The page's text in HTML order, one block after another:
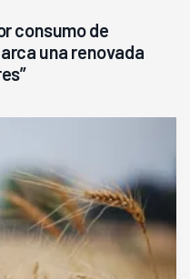
consumo de
una renovada